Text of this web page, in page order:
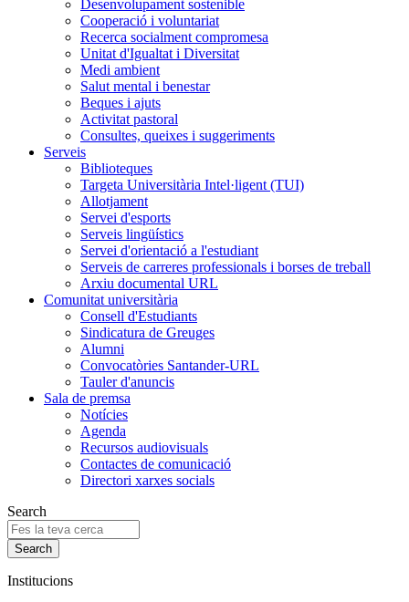
Desenvolupament sostenible
Cooperació i voluntariat
Recerca socialment compromesa
Unitat d'Igualtat i Diversitat
Medi ambient
Salut mental i benestar
Beques i ajuts
Activitat pastoral
Consultes, queixes i suggeriments
Serveis
Biblioteques
Targeta Universitària Intel·ligent (TUI)
Allotjament
Servei d'esports
Serveis lingüístics
Servei d'orientació a l'estudiant
Serveis de carreres professionals i borses de treball
Arxiu documental URL
Comunitat universitària
Consell d'Estudiants
Sindicatura de Greuges
Alumni
Convocatòries Santander-URL
Tauler d'anuncis
Sala de premsa
Notícies
Agenda
Recursos audiovisuals
Contactes de comunicació
Directori xarxes socials
Search
Institucions